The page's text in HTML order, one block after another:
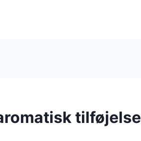
tilføjelse